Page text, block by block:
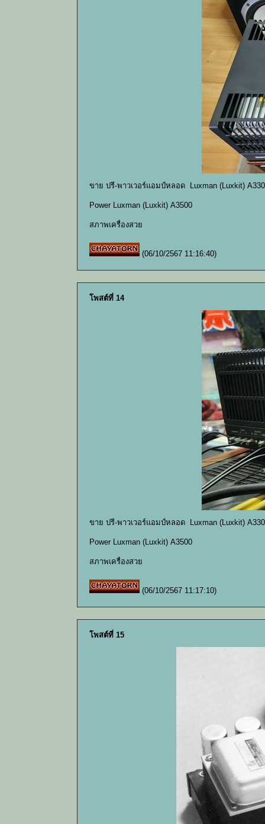
ขาย ปรี-พาวเวอร์แอมป์หลอด Luxman (Luxkit)
Power Luxman (Luxkit) A3500
สภาพเครื่องสวย
(06/10/2567 11:16:40)
โพสต์ที่ 14
ขาย ปรี-พาวเวอร์แอมป์หลอด Luxman (Luxkit)
Power Luxman (Luxkit) A3500
สภาพเครื่องสวย
(06/10/2567 11:17:10)
โพสต์ที่ 15